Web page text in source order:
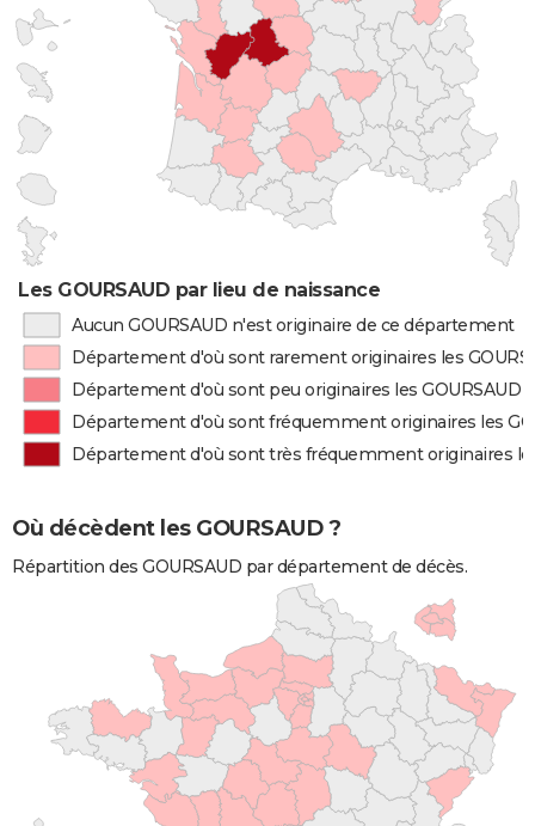
Les GOURSAUD par lieu de naissance
Aucun GOURSAUD n'est originaire de ce département
Département d'où sont rarement originaires les
Département d'où sont peu originaires les GOURSAUD
Département d'où sont fréquemment originaires les
Département d'où sont très fréquemment originaires
Où décèdent les GOURSAUD ?
Répartition des GOURSAUD par département de décès.